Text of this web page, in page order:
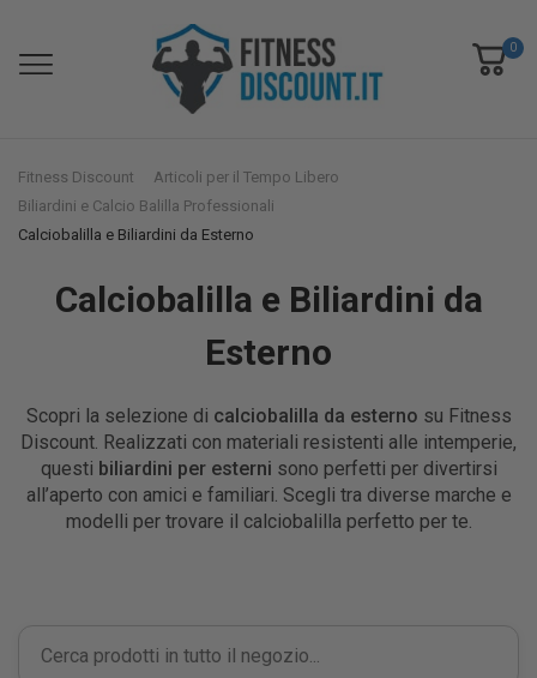
0
Fitness Discount
Articoli per il Tempo Libero
Biliardini e Calcio Balilla Professionali
Calciobalilla e Biliardini da Esterno
Calciobalilla e Biliardini da
Esterno
Scopri la selezione di calciobalilla da esterno su Fitness
Discount. Realizzati con materiali resistenti alle intemperie,
questi biliardini per esterni sono perfetti per divertirsi
all’aperto con amici e familiari. Scegli tra diverse marche e
modelli per trovare il calciobalilla perfetto per te.